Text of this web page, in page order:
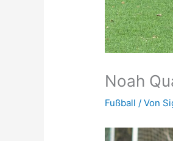
Noah
Fußball / Von